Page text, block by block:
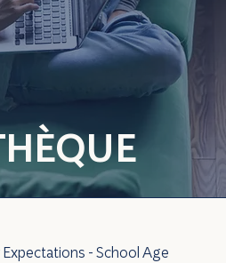
- School Age